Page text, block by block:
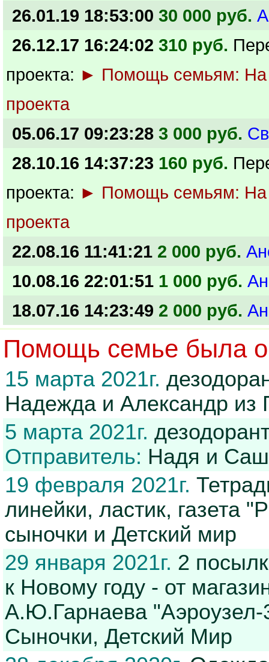
26.01.19 18:53:00 30 000 руб.
26.12.17 16:24:02 310 руб.
проекта: ► Помощь семьям:
проекта
05.06.17 09:23:28 3 000 руб.
28.10.16 14:37:23 160 руб.
проекта: ► Помощь семьям:
проекта
22.08.16 11:41:21 2 000 руб.
10.08.16 22:01:51 1 000 руб.
18.07.16 14:23:49 2 000 руб.
Помощь семье была
15 марта 2021г.
Надежда и Александр из
5 марта 2021г.
Отправитель: Надя и
19 февраля 2021г.
линейки, ластик, газета
сыночки и Детский мир
29 января 2021г. 2
к Новому году - от
А.Ю.Гарнаева "Аэроузел-
Сыночки, Детский Мир